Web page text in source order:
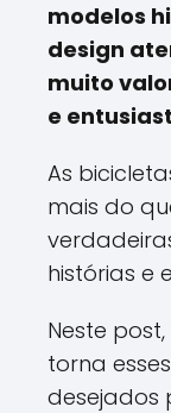
modelos
design
muito
e
As
mais do
histórias e
Neste
torna
desejados